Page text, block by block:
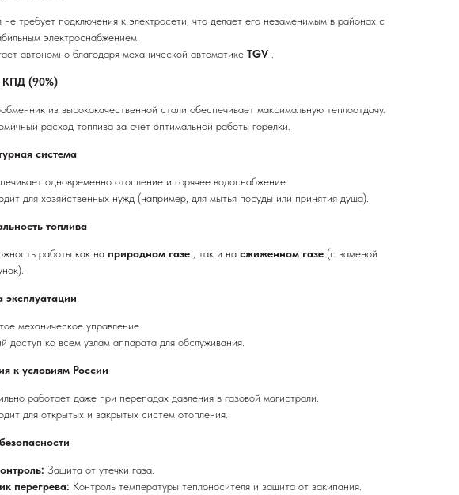
не требует подключения к электросети, что делает его незаменимым в районах с
электроснабжением.
автономно благодаря механической автоматике TGV
КПД (90%)
из высококачественной стали обеспечивает максимальную теплоотдачу.
расход топлива за счет оптимальной работы горелки.
система
одновременно отопление и горячее водоснабжение.
для хозяйственных нужд (например, для мытья посуды или принятия душа).
топлива
работы как на природном газе , так и на сжиженном газе (с заменой
эксплуатации
механическое управление.
доступ ко всем узлам аппарата для обслуживания.
к условиям России
работает даже при перепадах давления в газовой магистрали.
для открытых и закрытых систем отопления.
Защита от утечки газа.
перегрева: Контроль температуры теплоносителя и защита от закипания.